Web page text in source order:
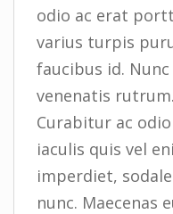
odio ac erat
varius turpis
faucibus id.
venenatis
Curabitur ac
iaculis quis vel
imperdiet,
nunc. Maecenas